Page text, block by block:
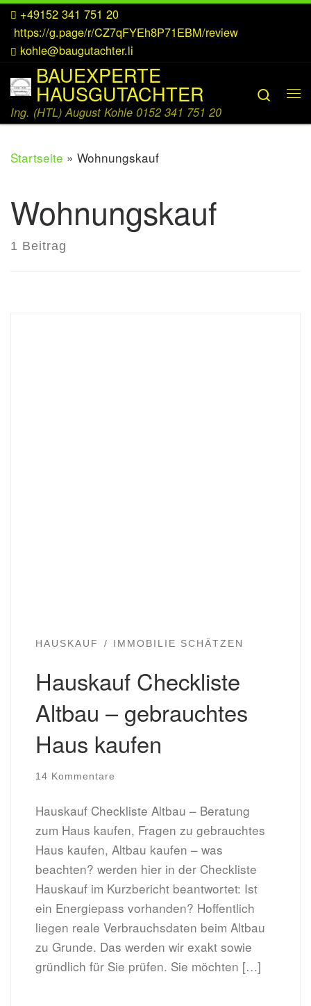
Zum Inhalt springen
+49152 341 751 20
https://g.page/r/CZ7qFYEh8P71EBM/review
kohle@baugutachter.li
BAUEXPERTE
HAUSGUTACHTER
Ing. (HTL) August Kohle 0152 341 751 20
Search
Startseite » Wohnungskauf
Wohnungskauf
1 Beitrag
HAUSKAUF IMMOBILIE SCHÄTZEN
Hauskauf Checkliste
Altbau – gebrauchtes
Haus kaufen
14 Kommentare
Hauskauf Checkliste Altbau – Beratung
zum Haus kaufen, Fragen zu gebrauchtes
Haus kaufen, Altbau kaufen – was
beachten? werden hier in der Checkliste
Hauskauf im Kurzbericht beantwortet: Ist
ein Energiepass vorhanden? Hoffentlich
liegen reale Verbrauchsdaten beim Altbau
zu Grunde. Das werden wir exakt sowie
gründlich für Sie prüfen. Sie möchten […]